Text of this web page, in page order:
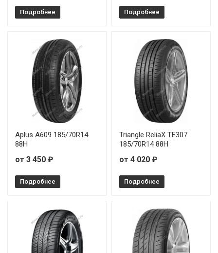
Подробнее Подробнее
Aplus A609 185/70R14
88H
от 3 450 ₽
Подробнее
Triangle ReliaX TE307
185/70R14 88H
от 4 020 ₽
Подробнее